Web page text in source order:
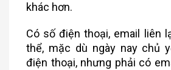
khác hơn.
Có số điện thoại, email liên
thể, mặc dù ngày nay chủ
điện thoại, nhưng phải có